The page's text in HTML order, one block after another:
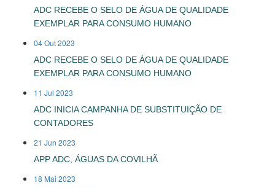
ADC RECEBE O SELO DE ÁGUA DE QUALIDADE
EXEMPLAR PARA CONSUMO HUMANO
04 Out 2023
ADC RECEBE O SELO DE ÁGUA DE QUALIDADE
EXEMPLAR PARA CONSUMO HUMANO
11 Jul 2023
ADC INICIA CAMPANHA DE SUBSTITUIÇÃO DE
CONTADORES
21 Jun 2023
APP ADC, ÁGUAS DA COVILHÃ
18 Mai 2023